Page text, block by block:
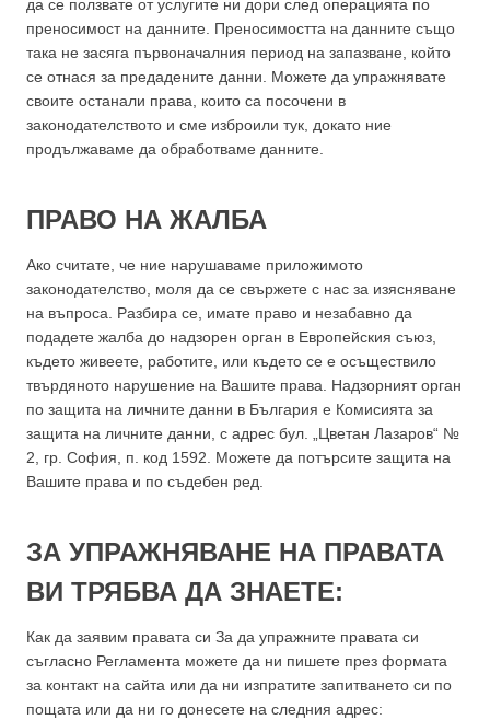
да се ползвате от услугите ни дори след операцията по
преносимост на данните. Преносимостта на данните също
така не засяга първоначалния период на запазване, който
се отнася за предадените данни. Можете да упражнявате
своите останали права, които са посочени в
законодателството и сме изброили тук, докато ние
продължаваме да обработваме данните.
ПРАВО НА ЖАЛБА
Ако считате, че ние нарушаваме приложимото
законодателство, моля да се свържете с нас за изясняване
на въпроса. Разбира се, имате право и незабавно да
подадете жалба до надзорен орган в Европейския съюз,
където живеете, работите, или където се е осъществило
твърдяното нарушение на Вашите права. Надзорният орган
по защита на личните данни в България е Комисията за
защита на личните данни, с адрес бул. „Цветан Лазаров“ №
2, гр. София, п. код 1592. Можете да потърсите защита на
Вашите права и по съдебен ред.
ЗА УПРАЖНЯВАНЕ НА ПРАВАТА
ВИ ТРЯБВА ДА ЗНАЕТЕ:
Как да заявим правата си За да упражните правата си
съгласно Регламента можете да ни пишете през формата
за контакт на сайта или да ни изпратите запитването си по
пощата или да ни го донесете на следния адрес: